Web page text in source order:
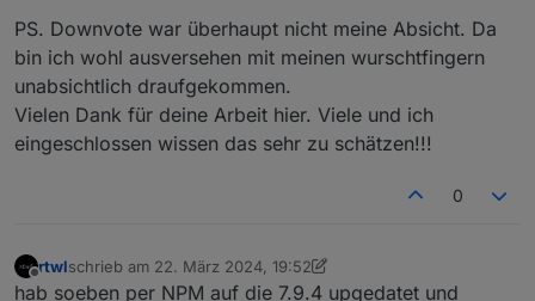
PS. Downvote war überhaupt nicht meine Absicht. Da
bin ich wohl ausversehen mit meinen wurschtfingern
unabsichtlich draufgekommen.
Vielen Dank für deine Arbeit hier. Viele und ich
eingeschlossen wissen das sehr zu schätzen!!!
0
Offline
rtwlschrieb am 22. März 2024, 19:52
zuletzt editiert von rtwl
hab soeben per NPM auf die 7.9.4 upgedatet und